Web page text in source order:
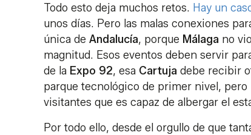
Todo esto deja muchos retos. Hay un
unos días. Pero las malas conexiones
única de Andalucía, porque Málaga no
magnitud. Esos eventos deben servir
de la Expo 92, esa Cartuja debe recibir
parque tecnológico de primer nivel, pero
visitantes que es capaz de albergar el
Por todo ello, desde el orgullo de que